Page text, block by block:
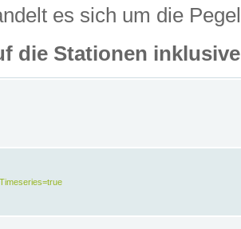
es sich um die
die Stationen